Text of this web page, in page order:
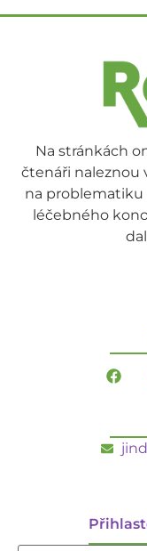
Na stránkách
čtenáři naleznou
na problematiku
léčebného